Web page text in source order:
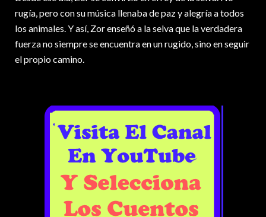
rugía, pero con su música llenaba de paz y alegría a todos
los animales. Y así, Zor enseñó a la selva que la verdadera
fuerza no siempre se encuentra en un rugido, sino en seguir
el propio camino.